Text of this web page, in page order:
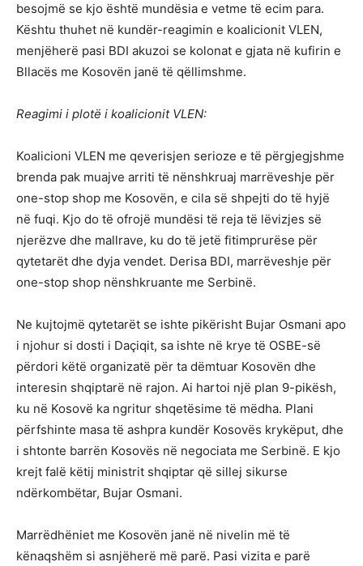
besojmë se kjo është mundësia e vetme të ecim para.
Kështu thuhet në kundër-reagimin e koalicionit VLEN,
menjëherë pasi BDI akuzoi se kolonat e gjata në kufirin e
Bllacës me Kosovën janë të qëllimshme.
Reagimi i plotë i koalicionit VLEN:
Koalicioni VLEN me qeverisjen serioze e të përgjegjshme
brenda pak muajve arriti të nënshkruaj marrëveshje për
one-stop shop me Kosovën, e cila së shpejti do të hyjë
në fuqi. Kjo do të ofrojë mundësi të reja të lëvizjes së
njerëzve dhe mallrave, ku do të jetë fitimprurëse për
qytetarët dhe dyja vendet. Derisa BDI, marrëveshje për
one-stop shop nënshkruante me Serbinë.
Ne kujtojmë qytetarët se ishte pikërisht Bujar Osmani apo
i njohur si dosti i Daçiqit, sa ishte në krye të OSBE-së
përdori këtë organizatë për ta dëmtuar Kosovën dhe
interesin shqiptarë në rajon. Ai hartoi një plan 9-pikësh,
ku në Kosovë ka ngritur shqetësime të mëdha. Plani
përfshinte masa të ashpra kundër Kosovës krykëput, dhe
i shtonte barrën Kosovës në negociata me Serbinë. E kjo
krejt falë këtij ministrit shqiptar që sillej sikurse
ndërkombëtar, Bujar Osmani.
Marrëdhëniet me Kosovën janë në nivelin më të
kënaqshëm si asnjëherë më parë. Pasi vizita e parë